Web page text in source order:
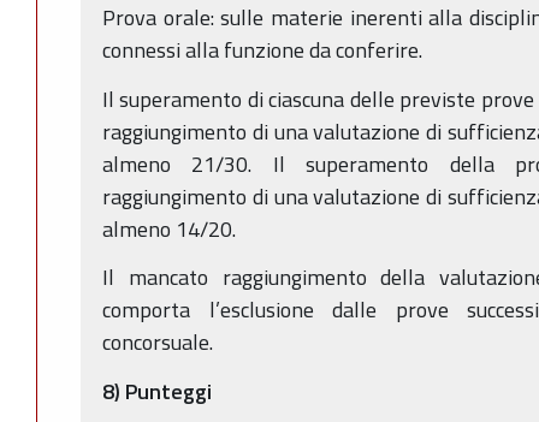
Prova orale: sulle materie inerenti alla
connessi alla funzione da conferire.
Il superamento di ciascuna delle previste
raggiungimento di una valutazione di
almeno 21/30. Il superamento della
raggiungimento di una valutazione di
almeno 14/20.
Il mancato raggiungimento della
comporta l’esclusione dalle prove
concorsuale.
8) Punteggi